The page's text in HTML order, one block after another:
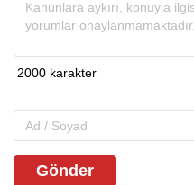
Gönder